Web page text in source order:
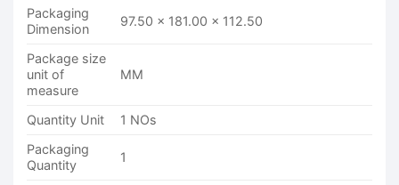
Packaging
Dimension
97.50 x 181.00 x 112.50
Package size
unit of
measure
MM
Quantity Unit
1 NOs
Packaging
Quantity
1